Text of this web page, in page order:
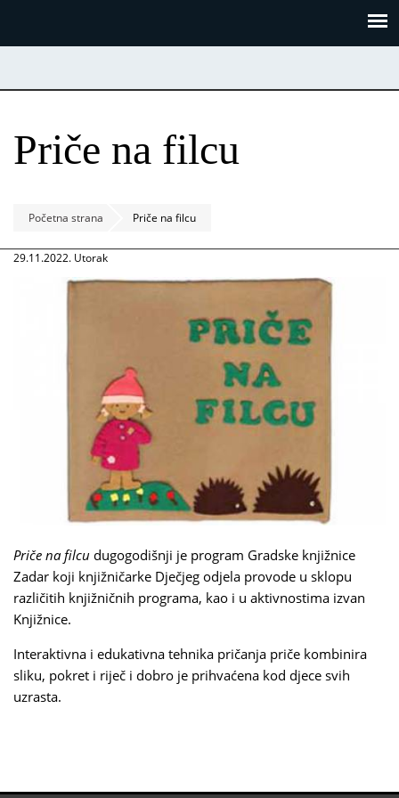
Priče na filcu
Početna strana Priče na filcu
29.11.2022. Utorak
Priče na filcu dugogodišnji je program Gradske knjižnice
Zadar koji knjižničarke Dječjeg odjela provode u sklopu
različitih knjižničnih programa, kao i u aktivnostima izvan
Knjižnice.
Interaktivna i edukativna tehnika pričanja priče kombinira
sliku, pokret i riječ i dobro je prihvaćena kod djece svih
uzrasta.